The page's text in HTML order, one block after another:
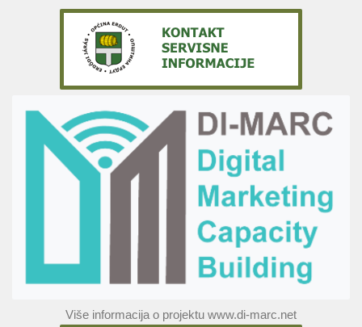
Više informacija o projektu www.di-marc.net